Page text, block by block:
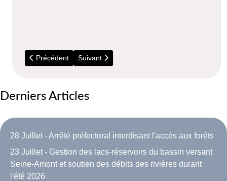
Article précédent : Multi-expositions environnementales
Précédent Article suivant : 15 Juin - Retour à la normale
Suivant
Derniers Articles
28 Juillet - Arrêté préfectoral interdisant l'accès aux forêts
23 Juillet - Gestion des lacs-réservoirs du bassin versant
Seine-Amont et soutien des débits des rivières durant
l'été 2026